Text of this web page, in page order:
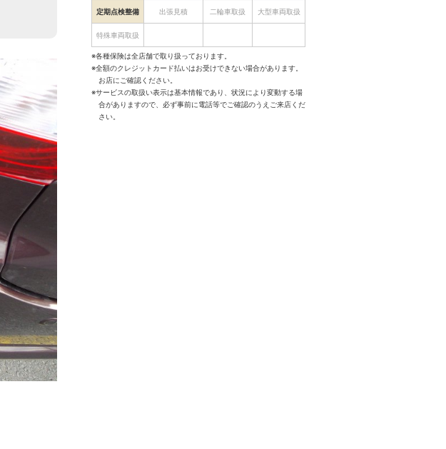
定期点検整備 出張見積 二輪車取扱 大型車両取扱
特殊車両取扱
※各種保険は全店舗で取り扱っております。
※全額のクレジットカード払いはお受けできない場合があります。
お店にご確認ください。
※サービスの取扱い表示は基本情報であり、状況により変動する場
合がありますので、必ず事前に電話等でご確認のうえご来店くだ
さい。